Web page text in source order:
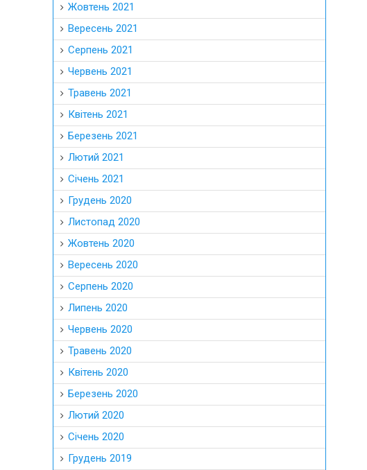
Жовтень 2021
Вересень 2021
Серпень 2021
Червень 2021
Травень 2021
Квітень 2021
Березень 2021
Лютий 2021
Січень 2021
Грудень 2020
Листопад 2020
Жовтень 2020
Вересень 2020
Серпень 2020
Липень 2020
Червень 2020
Травень 2020
Квітень 2020
Березень 2020
Лютий 2020
Січень 2020
Грудень 2019